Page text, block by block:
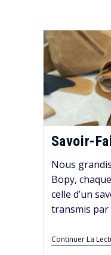
Savoir-
Nous
Bopy,
celle d’un
transmis par
Continuer La